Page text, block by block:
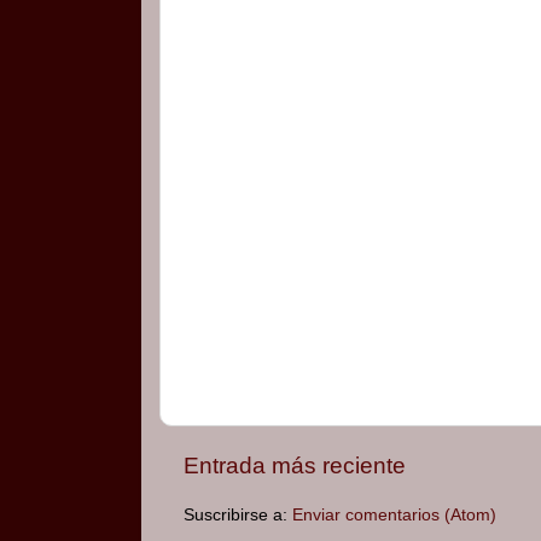
Entrada más reciente
Suscribirse a: Enviar comentarios (Atom)